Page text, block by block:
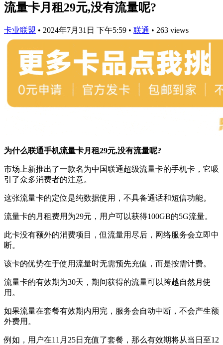
流量卡月租29元,没有流量呢?
卡业联盟 • 2024年7月31日 下午5:59 • 联通 • 263 views
为什么联通手机流量卡月租29元,没有流量呢?
市场上新推出了一款名为中国联通超级流量卡的手机卡，它吸
引了众多消费者的注意。
这张流量卡的定位是纯数据使用，不具备通话和短信功能。
流量卡的月租费用为29元，用户可以获得100GB的5G流量。
此卡没有额外的消费项目，但流量用尽后，网络服务会立即中
断。
该卡的优势在于使用流量时无需预先充值，而是按需计费。
流量卡的有效期为30天，期间获得的流量可以跨越自然月使
用。
如果流量在套餐有效期内用完，服务会自动中断，不会产生额
外费用。
例如，用户在11月25日充值了套餐，那么有效期将从当日至12